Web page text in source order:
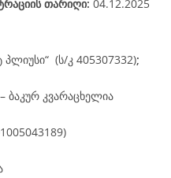
თარიღი: 04.12.2025
პლიუსი“ (ს/კ 405307332);
ბაკურ კვარაცხელია